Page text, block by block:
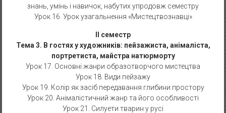
знань, умінь і навичок, набутих упродовж семестру
Урок 16. Урок узагальнення «Мистецтвознавці»
IІ семестр
Тема 3. В гостях у художників: пейзажиста, анімаліста,
портретиста, майстра натюрморту
Урок 17. Основні жанри образотворчого мистецтва
Урок 18. Види пейзажу
Урок 19. Колір як засіб передавання глибини простору
Урок 20. Анімалістичний жанр та його особливості
Урок 21. Силуети тварин у русі